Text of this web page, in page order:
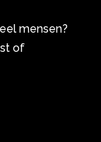
mensen?
of